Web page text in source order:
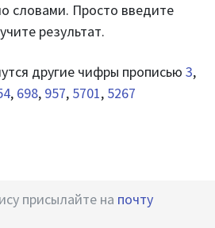
словами. Просто введите
результат.
другие чифры прописью 3,
, 698, 957, 5701, 5267
присылайте на почту